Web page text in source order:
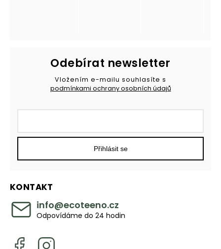
KONTAKT
info@ecoteeno.cz
Odpovídáme do 24 hodin
Odebírat newsletter
Vložením e-mailu souhlasíte s
podmínkami ochrany osobních údajů
Přihlásit se